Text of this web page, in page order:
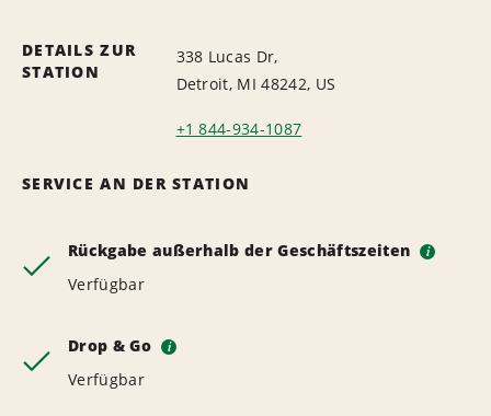
DETAILS ZUR
STATION
338 Lucas Dr,
Detroit, MI 48242, US
+1 844-934-1087
SERVICE AN DER STATION
Rückgabe außerhalb der Geschäftszeiten i
Verfügbar
Drop & Go i
Verfügbar